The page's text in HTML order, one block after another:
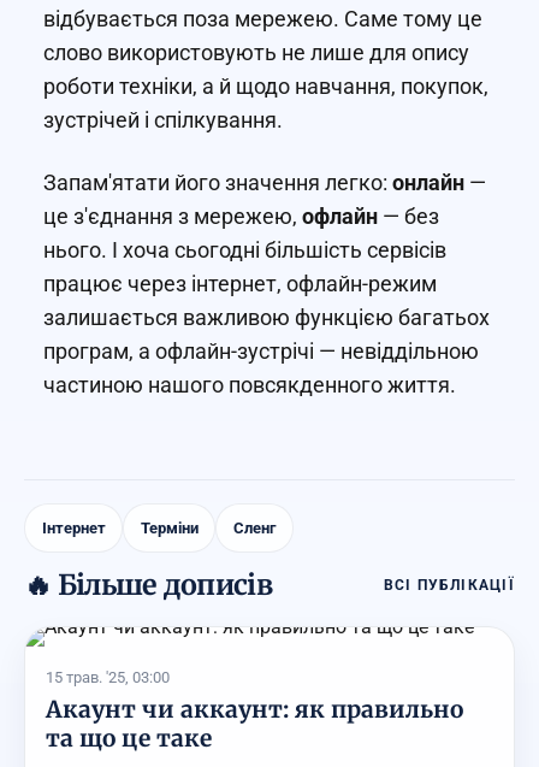
відбувається поза мережею. Саме тому це
слово використовують не лише для опису
роботи техніки, а й щодо навчання, покупок,
зустрічей і спілкування.
Запам'ятати його значення легко: онлайн —
це з'єднання з мережею, офлайн — без
нього. І хоча сьогодні більшість сервісів
працює через інтернет, офлайн-режим
залишається важливою функцією багатьох
програм, а офлайн-зустрічі — невіддільною
частиною нашого повсякденного життя.
Інтернет Терміни Сленг
🔥 Більше дописів ВСІ ПУБЛІКАЦІЇ
15 трав. '25, 03:00
Акаунт чи аккаунт: як правильно
та що це таке